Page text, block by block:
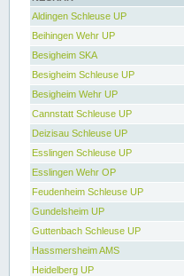
Aldingen Schleuse UP
Beihingen Wehr UP
Besigheim SKA
Besigheim Schleuse UP
Besigheim Wehr UP
Cannstatt Schleuse UP
Deizisau Schleuse UP
Esslingen Schleuse UP
Esslingen Wehr OP
Feudenheim Schleuse UP
Gundelsheim UP
Guttenbach Schleuse UP
Hassmersheim AMS
Heidelberg UP